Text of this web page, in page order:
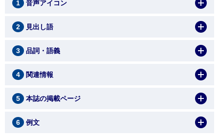
1 音声アイコン
2 見出し語
3 品詞・語義
4 関連情報
5 本誌の掲載ページ
6 例文